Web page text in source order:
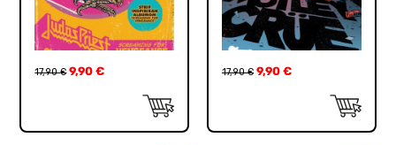
17,90€ 9,90€ 17,90€ 9,90 €